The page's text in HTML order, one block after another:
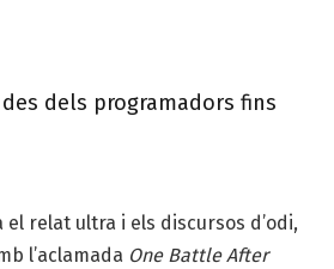
dels programadors fins
relat ultra i els discursos d’odi,
l’aclamada One Battle After